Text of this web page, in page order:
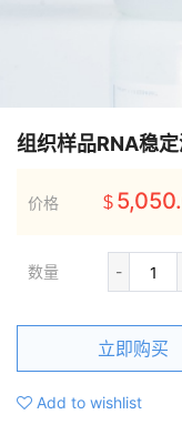
组织样品RNA稳
价格 $
数量 -
立即购买
Add to wishlist